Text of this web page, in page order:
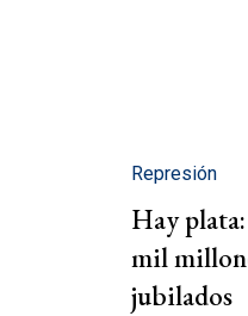
Represión
Hay
mil
jubilados